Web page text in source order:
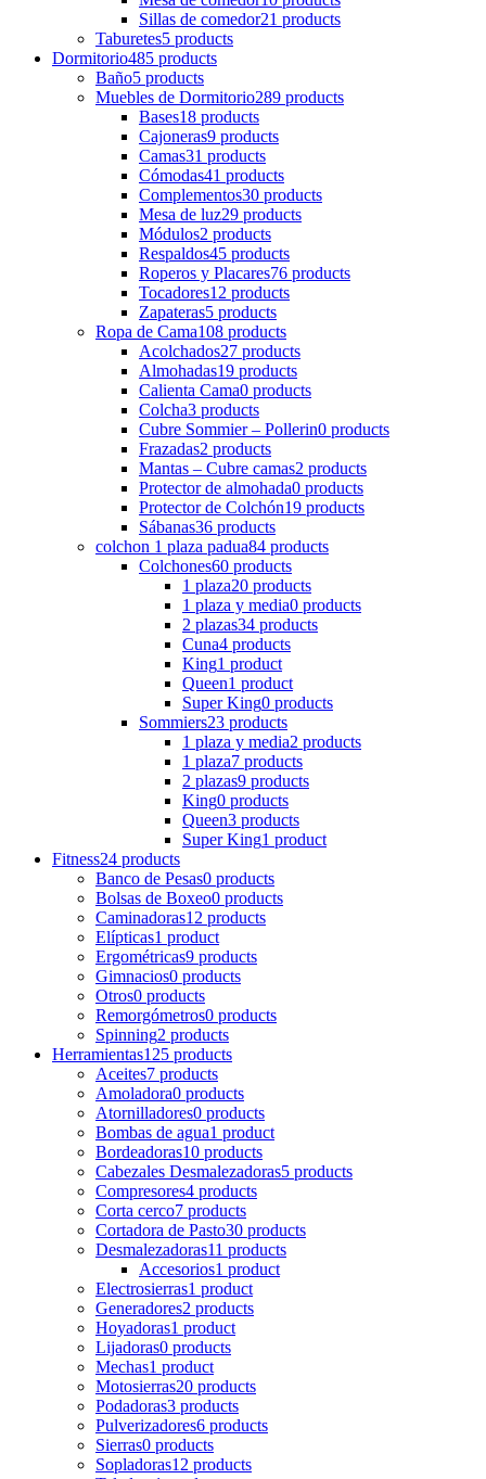
Sillas de comedor21 products
Taburetes5 products
Dormitorio485 products
Baño5 products
Muebles de Dormitorio289 products
Bases18 products
Cajoneras9 products
Camas31 products
Cómodas41 products
Complementos30 products
Mesa de luz29 products
Módulos2 products
Respaldos45 products
Roperos y Placares76 products
Tocadores12 products
Zapateras5 products
Ropa de Cama108 products
Acolchados27 products
Almohadas19 products
Calienta Cama0 products
Colcha3 products
Cubre Sommier – Pollerin0 products
Frazadas2 products
Mantas – Cubre camas2 products
Protector de almohada0 products
Protector de Colchón19 products
Sábanas36 products
colchon 1 plaza padua84 products
Colchones60 products
1 plaza20 products
1 plaza y media0 products
2 plazas34 products
Cuna4 products
King1 product
Queen1 product
Super King0 products
Sommiers23 products
1 plaza y media2 products
1 plaza7 products
2 plazas9 products
King0 products
Queen3 products
Super King1 product
Fitness24 products
Banco de Pesas0 products
Bolsas de Boxeo0 products
Caminadoras12 products
Elípticas1 product
Ergométricas9 products
Gimnacios0 products
Otros0 products
Remorgómetros0 products
Spinning2 products
Herramientas125 products
Aceites7 products
Amoladora0 products
Atornilladores0 products
Bombas de agua1 product
Bordeadoras10 products
Cabezales Desmalezadoras5 products
Compresores4 products
Corta cerco7 products
Cortadora de Pasto30 products
Desmalezadoras11 products
Accesorios1 product
Electrosierras1 product
Generadores2 products
Hoyadoras1 product
Lijadoras0 products
Mechas1 product
Motosierras20 products
Podadoras3 products
Pulverizadores6 products
Sierras0 products
Sopladoras12 products